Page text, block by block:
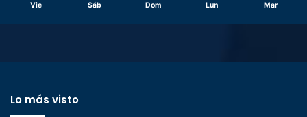
Vie Sáb Dom Lun Mar
Lo más visto